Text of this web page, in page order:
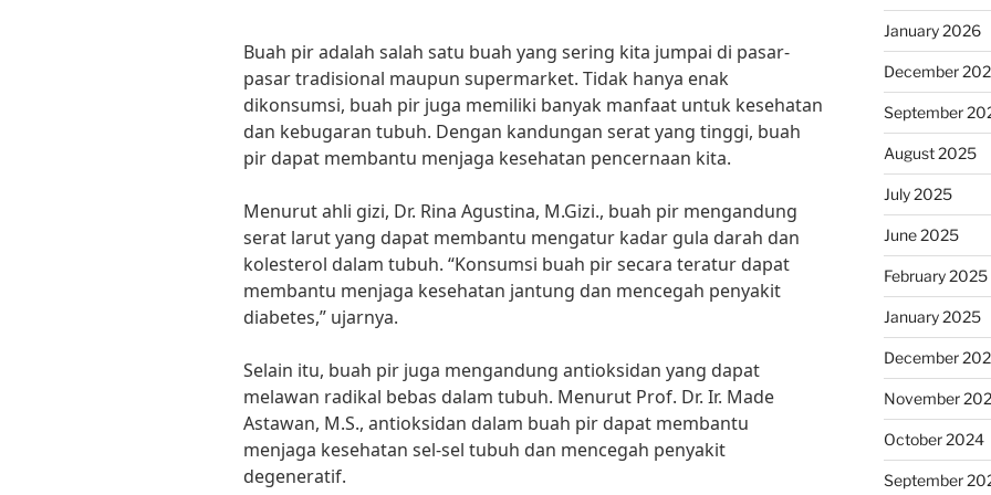
Buah pir adalah salah satu buah yang sering kita jumpai di pasar-
pasar tradisional maupun supermarket. Tidak hanya enak
dikonsumsi, buah pir juga memiliki banyak manfaat untuk kesehatan
dan kebugaran tubuh. Dengan kandungan serat yang tinggi, buah
pir dapat membantu menjaga kesehatan pencernaan kita.
Menurut ahli gizi, Dr. Rina Agustina, M.Gizi., buah pir mengandung
serat larut yang dapat membantu mengatur kadar gula darah dan
kolesterol dalam tubuh. “Konsumsi buah pir secara teratur dapat
membantu menjaga kesehatan jantung dan mencegah penyakit
diabetes,” ujarnya.
Selain itu, buah pir juga mengandung antioksidan yang dapat
melawan radikal bebas dalam tubuh. Menurut Prof. Dr. Ir. Made
Astawan, M.S., antioksidan dalam buah pir dapat membantu
menjaga kesehatan sel-sel tubuh dan mencegah penyakit
degeneratif.
January 2026
December
September
August 2025
July 2025
June 2025
February 2025
January 2025
December
November
October 2024
September